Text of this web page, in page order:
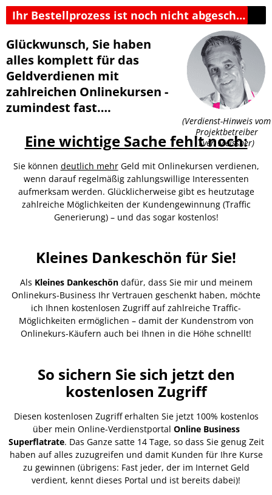
Ihr Bestellprozess ist noch nicht abgeschlossen!​
(Verdienst-Hinweis vom
Projektbetreiber
Sven Meissner)
Glückwunsch, Sie haben
alles komplett für das
Geldverdienen mit
zahlreichen Onlinekursen -
zumindest fast….
Eine wichtige Sache fehlt noch:
Sie können deutlich mehrGeld mit Onlinekursen verdienen,
wenn darauf regelmäßig zahlungswillige Interessenten
aufmerksam werden. Glücklicherweise gibt es heutzutage
zahlreiche Möglichkeiten der Kundengewinnung (Traffic
Generierung) – und das sogar kostenlos!
Kleines Dankeschön für Sie!
Als Kleines Dankeschöndafür, dass Sie mir und meinem
Onlinekurs-Business Ihr Vertrauen geschenkt haben, möchte
ich Ihnen kostenlosen Zugriff auf zahlreiche Traffic-
Möglichkeiten ermöglichen – damit der Kundenstrom von
Onlinekurs-Käufern auch bei Ihnen in die Höhe schnellt!
So sichern Sie sich jetzt den
kostenlosen Zugriff
Diesen kostenlosen Zugriff erhalten Sie jetzt 100% kostenlos
über mein Online-Verdienstportal Online Business
Superflatrate. Das Ganze satte 14 Tage, so dass Sie genug Zeit
haben auf alles zuzugreifen und damit Kunden für Ihre Kurse
zu gewinnen (übrigens: Fast jeder, der im Internet Geld
verdient, kennt dieses Portal und ist bereits dabei)!